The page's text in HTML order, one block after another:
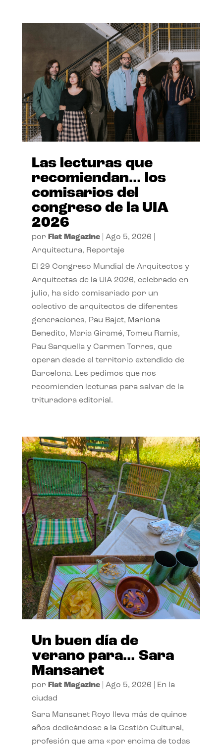
Las lecturas que
recomiendan… los
comisarios del
congreso de la UIA
2026
por Flat Magazine| Ago 5, 2026
Arquitectura, Reportaje
El 29 Congreso Mundial de Arquitectos y
Arquitectas de la UIA 2026, celebrado en
julio, ha sido comisariado por un
colectivo de arquitectos de diferentes
generaciones, Pau Bajet, Mariona
Benedito, Maria Giramé, Tomeu Ramis,
Pau Sarquella y Carmen Torres, que
operan desde el territorio extendido de
Barcelona. Les pedimos que nos
recomienden lecturas para salvar de la
trituradora editorial.
Un buen día de
verano para… Sara
Mansanet
por Flat Magazine| Ago 5, 2026
En la
ciudad
Sara Mansanet Royo lleva más de quince
años dedicándose a la Gestión Cultural,
profesión que ama «por encima de todas